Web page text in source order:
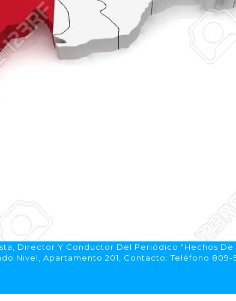
Director Y Conductor Del Periódico "Hechos De
Nivel, Apartamento 201, Contacto: Teléfono 809-